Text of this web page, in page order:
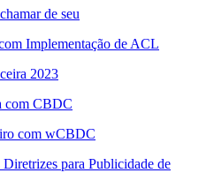
de seu
Implementação de ACL
2023
com CBDC
com wCBDC
para Publicidade de